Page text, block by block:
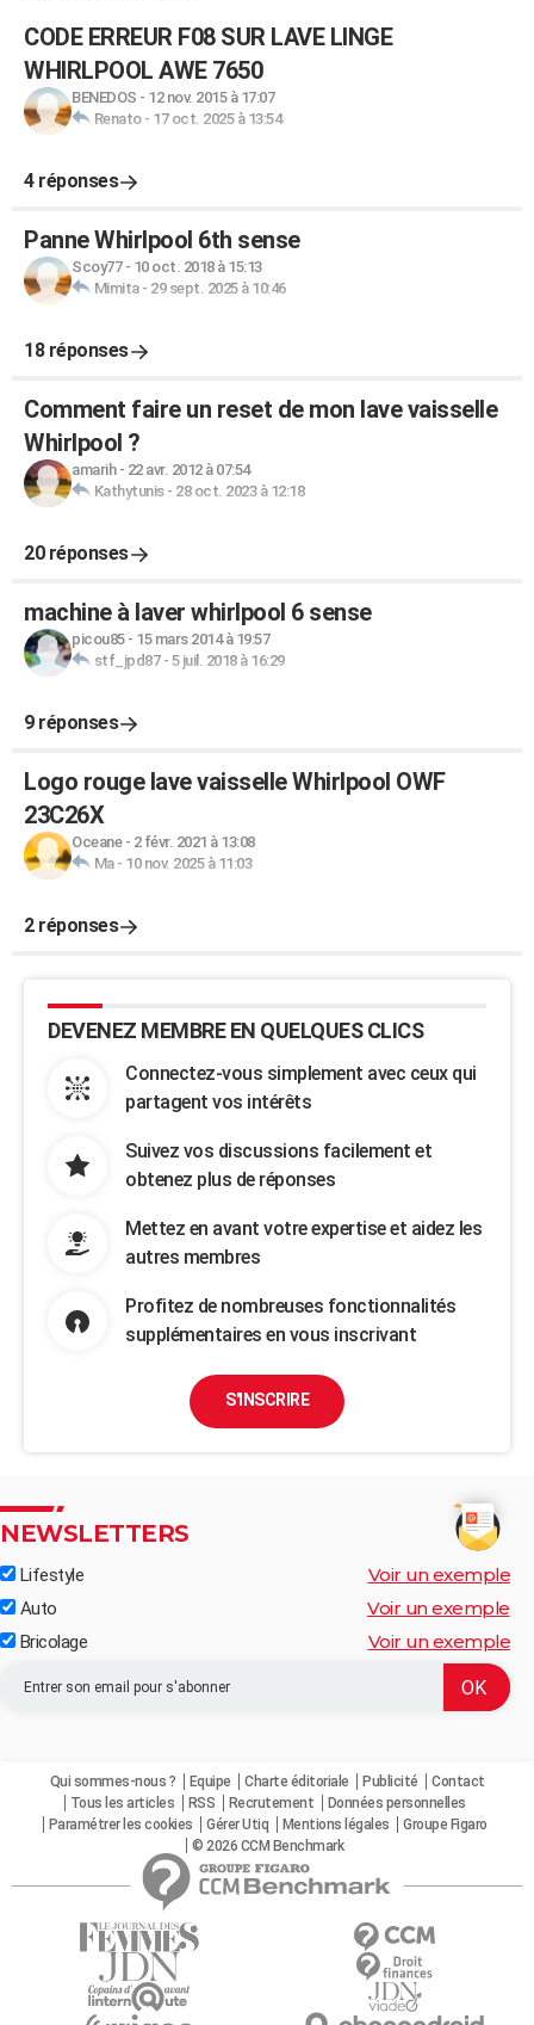
CODE ERREUR F08 SUR LAVE LINGE
WHIRLPOOL AWE 7650
BENEDOS - 12 nov. 2015 à 17:07
Renato- 17 oct. 2025 à 13:54
4 réponses
Panne Whirlpool 6th sense
Scoy77- 10 oct. 2018 à 15:13
Mimita- 29 sept. 2025 à 10:46
18 réponses
Comment faire un reset de mon lave vaisselle
Whirlpool ?
amarih- 22 avr. 2012 à 07:54
Kathytunis- 28 oct. 2023 à 12:18
20 réponses
machine à laver whirlpool 6 sense
picou85- 15 mars 2014 à 19:57
stf_jpd87- 5 juil. 2018 à 16:29
9 réponses
Logo rouge lave vaisselle Whirlpool OWF
23C26X
Oceane- 2 févr. 2021 à 13:08
Ma- 10 nov. 2025 à 11:03
2 réponses
DEVENEZ MEMBRE EN QUELQUES CLICS
Connectez-vous simplement avec ceux qui
partagent vos intérêts
Suivez vos discussions facilement et
obtenez plus de réponses
Mettez en avant votre expertise et aidez les
autres membres
Profitez de nombreuses fonctionnalités
supplémentaires en vous inscrivant
S'INSCRIRE
NEWSLETTERS
Lifestyle Voir un exemple
Auto Voir un exemple
Bricolage Voir un exemple
Qui sommes-nous ? Equipe Charte éditoriale Publicité
Contact
Tous les articles
RSS Recrutement
Données personnelles
Paramétrer les cookies
Gérer Utiq Mentions légales
Groupe Figaro
© 2026 CCM Benchmark